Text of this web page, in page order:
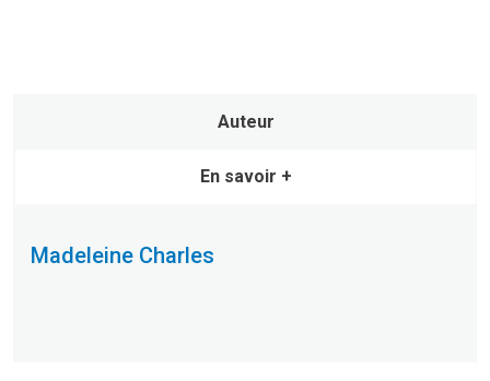
Auteur
En savoir +
Madeleine Charles